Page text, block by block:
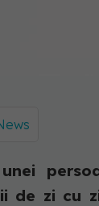
de zi cu